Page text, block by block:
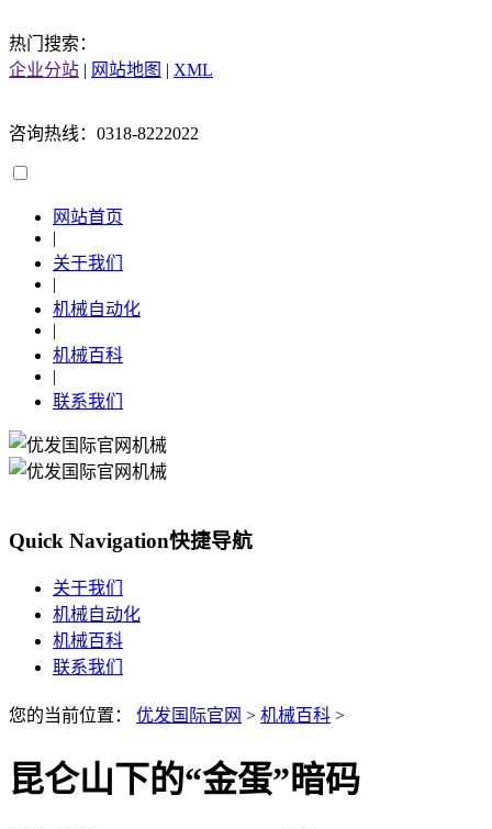
热门搜索：
企业分站 | 网站地图 | XML
咨询热线：0318-8222022
网站首页
|
关于我们
|
机械自动化
|
机械百科
|
联系我们
Quick Navigation快捷导航
关于我们
机械自动化
机械百科
联系我们
您的当前位置： 优发国际官网 > 机械百科 >
昆仑山下的“金蛋”暗码